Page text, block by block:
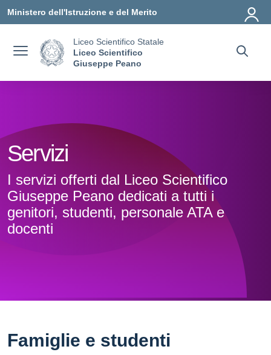
Ministero dell'Istruzione e del Merito
Liceo Scientifico Statale
Liceo Scientifico
Giuseppe Peano
Servizi
I servizi offerti dal Liceo Scientifico
Giuseppe Peano dedicati a tutti i
genitori, studenti, personale ATA e
docenti
Famiglie e studenti